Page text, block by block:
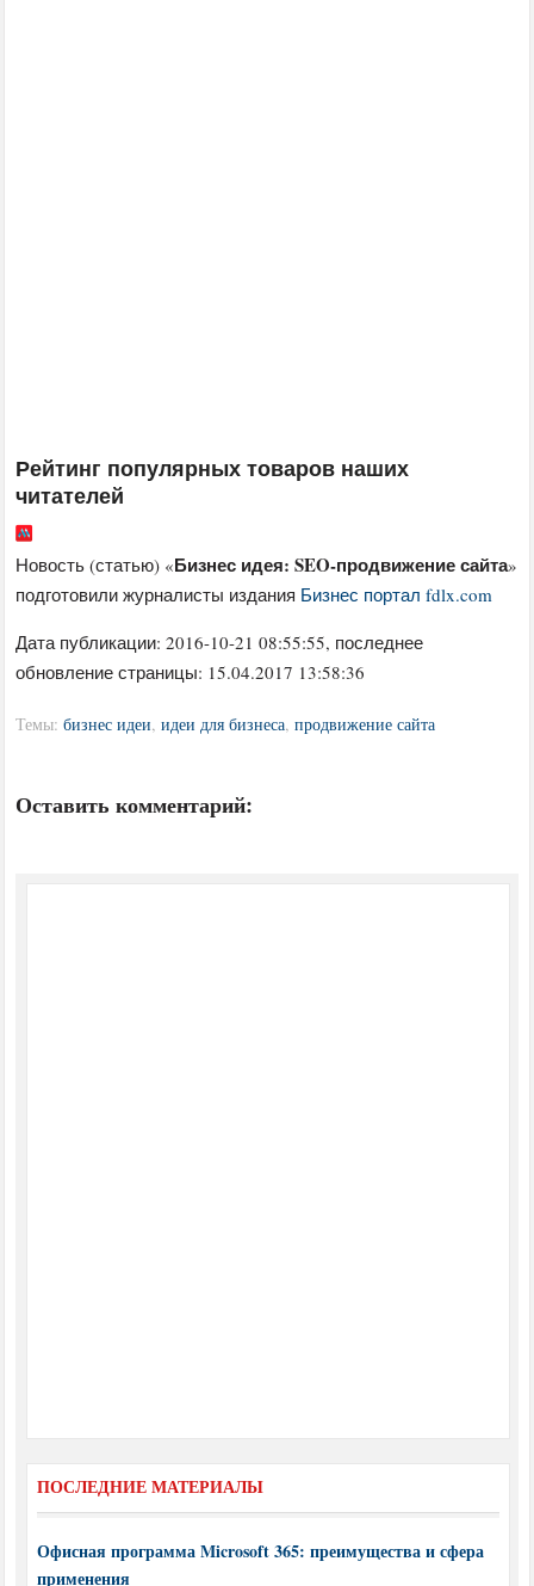
Рейтинг популярных товаров наших
читателей
Новость (статью) «Бизнес идея: SEO-продвижение сайта»
подготовили журналисты издания Бизнес портал fdlx.com
Дата публикации:2016-10-21 08:55:55, последнее
обновление страницы: 15.04.2017 13:58:36
Темы:бизнес идеи,идеи для бизнеса,продвижение сайта
Оставить комментарий:
ПОСЛЕДНИЕ МАТЕРИАЛЫ
Офисная программа Microsoft 365: преимущества и сфера
применения